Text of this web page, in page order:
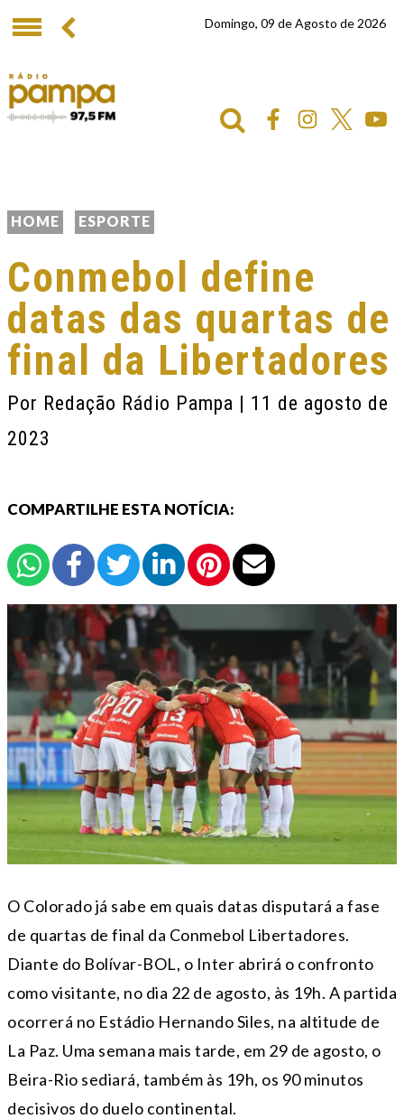
Domingo, 09 de Agosto de 2026
HOME ESPORTE
Conmebol define
datas das quartas de
final da Libertadores
Por Redação Rádio Pampa | 11 de agosto de
2023
COMPARTILHE ESTA NOTÍCIA:
O Colorado já sabe em quais datas disputará a fase
de quartas de final da Conmebol Libertadores.
Diante do Bolívar-BOL, o Inter abrirá o confronto
como visitante, no dia 22 de agosto, às 19h. A partida
ocorrerá no Estádio Hernando Siles, na altitude de
La Paz. Uma semana mais tarde, em 29 de agosto, o
Beira-Rio sediará, também às 19h, os 90 minutos
decisivos do duelo continental.